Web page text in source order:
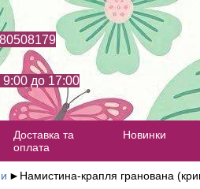
9:00 до 17:00
Доставка та
оплата
Новинки
► Намистина-крапля гранована